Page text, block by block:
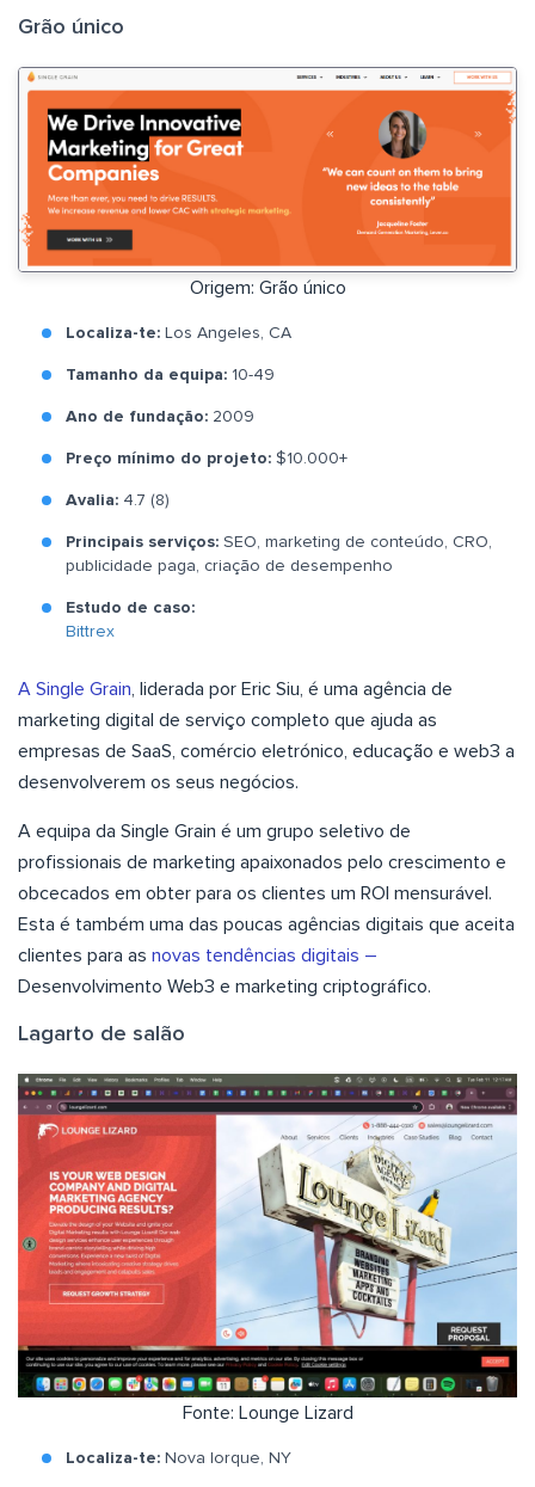
Grão único
Origem: Grão único
Localiza-te: Los Angeles, CA
Tamanho da equipa: 10-49
Ano de fundação: 2009
Preço mínimo do projeto: $10.000+
Avalia: 4.7 (8)
Principais serviços: SEO, marketing de conteúdo, CRO,
publicidade paga, criação de desempenho
Estudo de caso:
Bittrex
A Single Grain , liderada por Eric Siu, é uma agência de
marketing digital de serviço completo que ajuda as
empresas de SaaS, comércio eletrónico, educação e web3 a
desenvolverem os seus negócios.
A equipa da Single Grain é um grupo seletivo de
profissionais de marketing apaixonados pelo crescimento e
obcecados em obter para os clientes um ROI mensurável.
Esta é também uma das poucas agências digitais que aceita
clientes para as novas tendências digitais –
Desenvolvimento Web3 e marketing criptográfico.
Lagarto de salão
Fonte: Lounge Lizard
Localiza-te: Nova Iorque, NY